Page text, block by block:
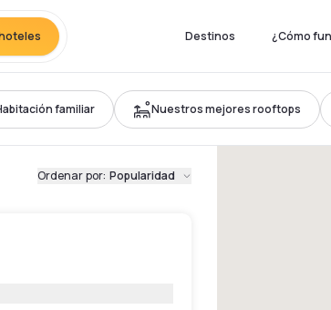
Destinos ¿Cómo
familiar Nuestros mejores rooftops
Ordenar por: Popularidad